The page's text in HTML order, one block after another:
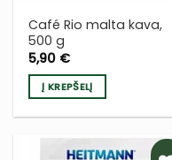
Café Rio malta kava,
500 g
5,90 €
Į KREPŠELĮ